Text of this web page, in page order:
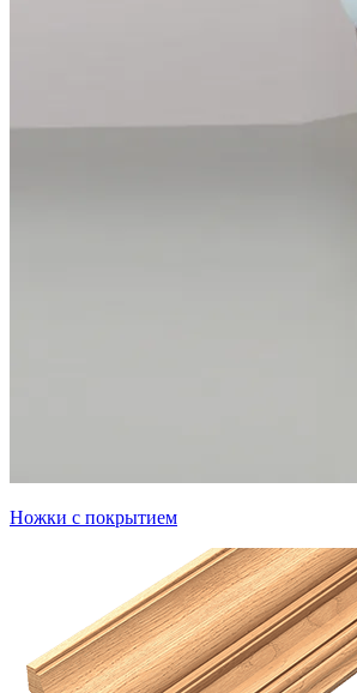
Ножки с покрытием